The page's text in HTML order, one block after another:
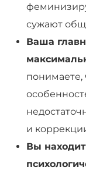
сужают
Ваша
понимаете,
и
Вы